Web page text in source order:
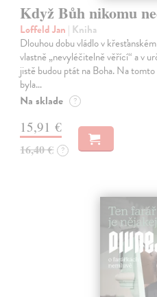
Když Bůh nikomu
Loffeld Jan | Kniha
Dlouhou dobu vládlo v
vlastně „nevyléčitelně věřící“ a v
jistě budou ptát na Boha. Na
byla…
Na sklade ?
15,91 €
16,40 € ?